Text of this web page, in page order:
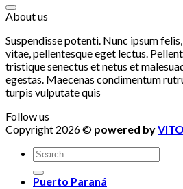
About us
Suspendisse potenti. Nunc ipsum
vitae, pellentesque eget lectus.
tristique senectus et netus et
egestas. Maecenas condimentum
turpis vulputate quis
Follow us
Copyright 2026 © powered by
Puerto Paraná